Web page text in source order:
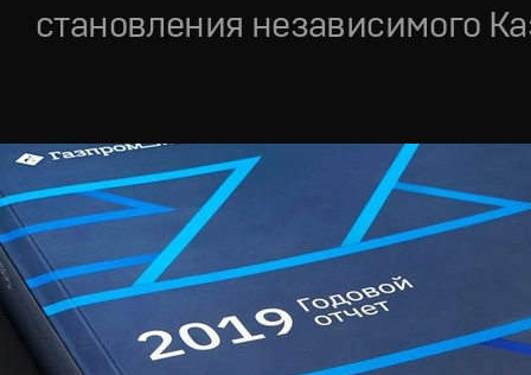
становления независимого